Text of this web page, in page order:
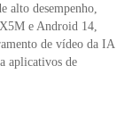
alto desempenho,
e Android 14,
de vídeo da IA
aplicativos de